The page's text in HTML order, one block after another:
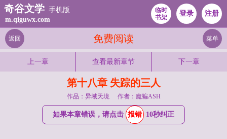
奇谷文学 手机版
m.qiguwx.com
临时
书架
登录 注册
免费阅读
返回 菜单
上一章 查看最新章节 下一章
第十八章 失踪的三人
作品：异域天境 作者：魔蝙ASH
如果本章错误，请点击 报错 10秒纠正